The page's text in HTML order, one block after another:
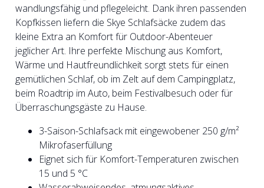
wandlungsfähig und pflegeleicht. Dank ihren passenden
Kopfkissen liefern die Skye Schlafsäcke zudem das
kleine Extra an Komfort für Outdoor-Abenteuer
jeglicher Art. Ihre perfekte Mischung aus Komfort,
Wärme und Hautfreundlichkeit sorgt stets für einen
gemütlichen Schlaf, ob im Zelt auf dem Campingplatz,
beim Roadtrip im Auto, beim Festivalbesuch oder für
Überraschungsgäste zu Hause.
3-Saison-Schlafsack mit eingewobener 250 g/m²
Mikrofaserfüllung
Eignet sich für Komfort-Temperaturen zwischen
15 und 5 °C